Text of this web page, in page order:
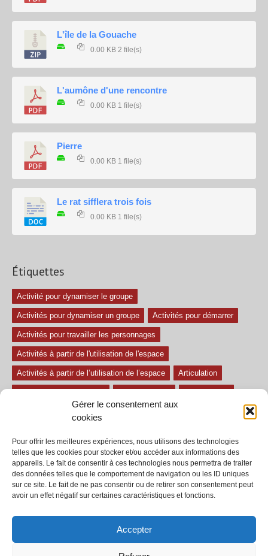
Gérer le consentement aux
cookies
Pour offrir les meilleures expériences, nous utilisons des technologies
telles que les cookies pour stocker et/ou accéder aux informations des
appareils. Le fait de consentir à ces technologies nous permettra de traiter
des données telles que le comportement de navigation ou les ID uniques
sur ce site. Le fait de ne pas consentir ou de retirer son consentement peut
avoir un effet négatif sur certaines caractéristiques et fonctions.
Accepter
L'île de la Gouache
0.00 KB 2 file(s)
L'aumône d'une rencontre
0.00 KB 1 file(s)
Pierre
0.00 KB 1 file(s)
Le rat sifflera trois fois
0.00 KB 1 file(s)
Étiquettes
Activité pour dynamiser le groupe
Activités pour dynamiser un groupe Activités pour démarrer
Activités pour travailler les personnages
Activités à partir de l'utilisation de l'espace
Activités à partir de l’utilisation de l’espace Articulation
Exercices difficiles
Le regard et la voix Pièce pour enfant Sans paroles
Secondaire séances tous les exercices
Tous les exercices de théâtre